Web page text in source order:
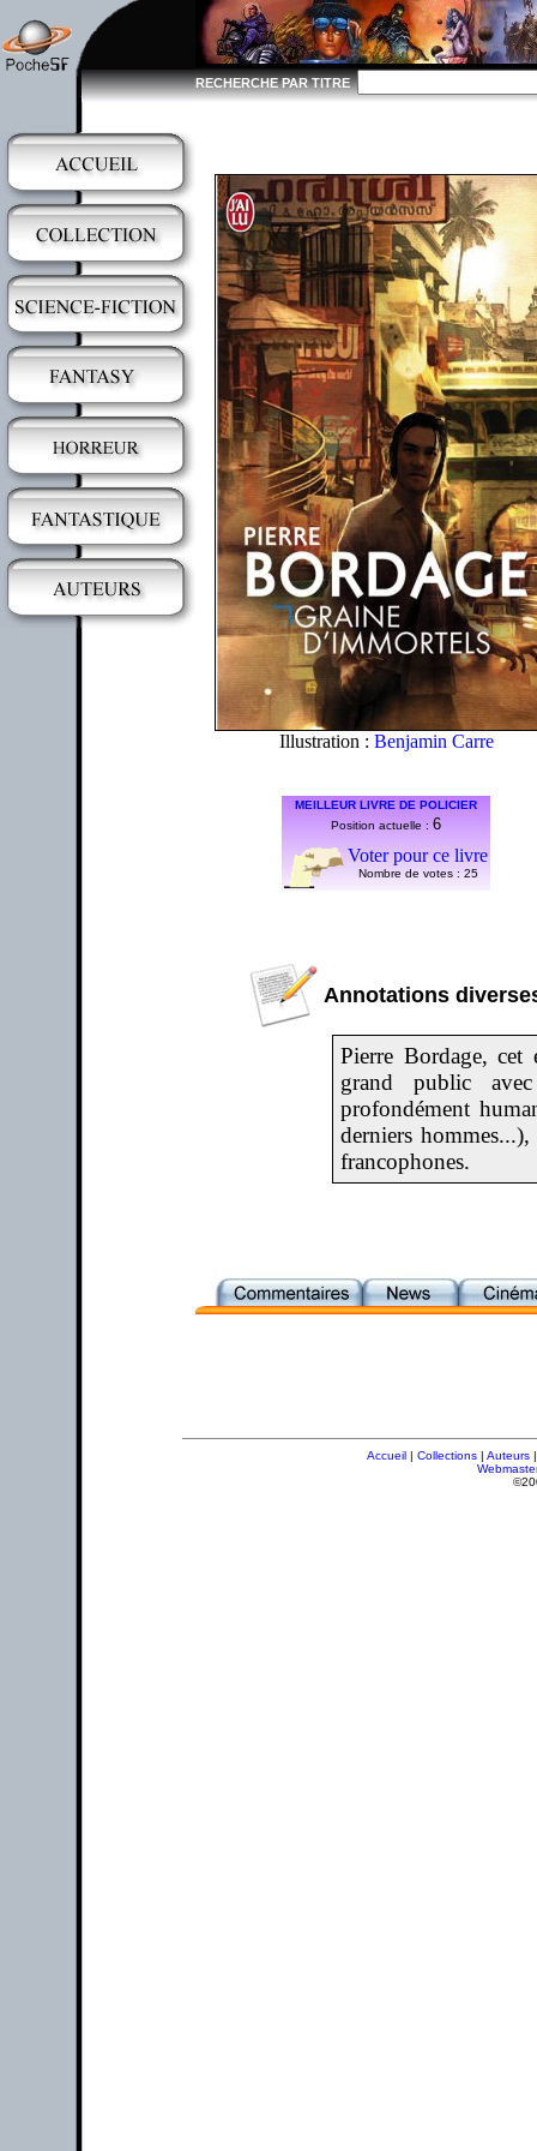
RECHERCHE PAR TITRE
Illustration : Benjamin Carre
MEILLEUR LIVRE DE POLICIER
Position actuelle : 6
Voter pour ce livre
Nombre de votes : 25
Annotations
Pierre Bordage, cet
grand public avec
profondément
derniers
francophones.
Accueil | Collections | Auteurs